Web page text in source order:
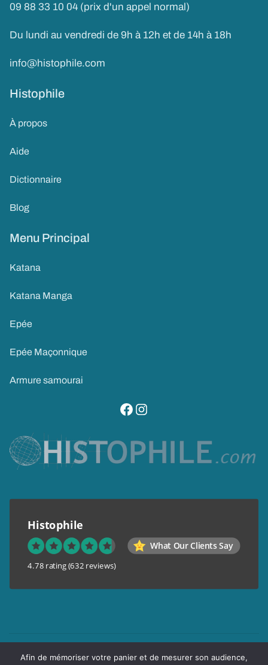
09 88 33 10 04 (prix d'un appel normal)
Du lundi au vendredi de 9h à 12h et de 14h à 18h
info@histophile.com
Histophile
À propos
Aide
Dictionnaire
Blog
Menu Principal
Katana
Katana Manga
Epée
Epée Maçonnique
Armure samourai
visitez notre page facebook
suivez notre compte instagram
Histophile
What Our Clients Say
4.78 rating (632 reviews)
Conditions générales de vente
Afin de mémoriser votre panier et de mesurer son audience,